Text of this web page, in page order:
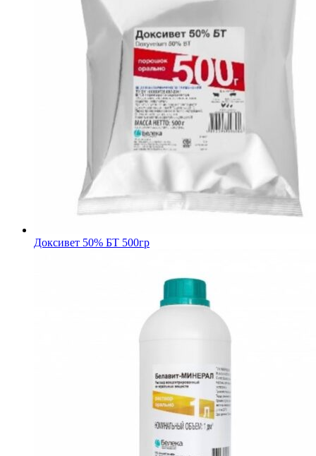
Доксивет 50% БТ 500гр